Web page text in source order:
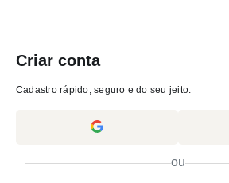
Criar conta
Cadastro rápido, seguro e do seu jeito.
ou